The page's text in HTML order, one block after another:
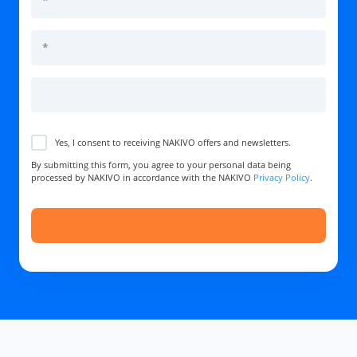
Yes, I consent to receiving NAKIVO offers and newsletters.
By submitting this form, you agree to your personal data being
processed by NAKIVO in accordance with the NAKIVO Privacy Policy.